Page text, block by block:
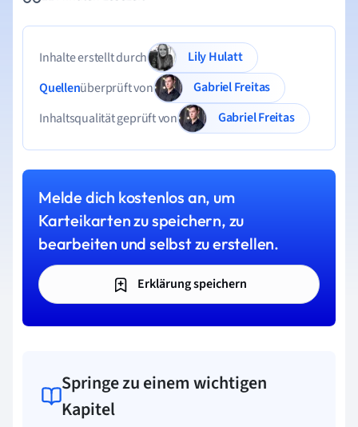
Inhalte erstellt durch
Lily Hulatt
Quellenüberprüft von
Gabriel Freitas
Inhaltsqualität geprüft von
Gabriel Freitas
Melde dich kostenlos an, um
Karteikarten zu speichern, zu
bearbeiten und selbst zu erstellen.
Erklärung speichern
Springe zu einem wichtigen
Kapitel